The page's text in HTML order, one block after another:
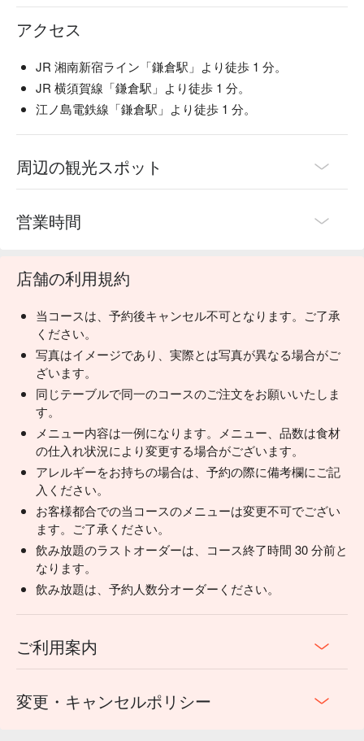
陶器のビール ：くいもの屋わんのビールは陶器で提供いた
します。和の内装と、こだわりのグラスや益子焼のお皿で大
（お味噌汁）をサービスしております。お味噌汁の中に含ま
れる大豆タンパクには血中のコレステロール値を低くした
り、血管を丈夫にする働きがあります。
アクセス
JR 湘南新宿ライン「鎌倉駅」より徒歩 1 分。
JR 横須賀線「鎌倉駅」より徒歩 1 分。
江ノ島電鉄線「鎌倉駅」より徒歩 1 分。
周辺の観光スポット
営業時間
店舗の利用規約
当コースは、予約後キャンセル不可となります。ご了承
ください。
写真はイメージであり、実際とは写真が異なる場合がご
ざいます。
同じテーブルで同一のコースのご注文をお願いいたしま
す。
メニュー内容は一例になります。メニュー、品数は食材
の仕入れ状況により変更する場合がございます。
アレルギーをお持ちの場合は、予約の際に備考欄にご記
入ください。
お客様都合での当コースのメニューは変更不可でござい
ます。ご了承ください。
飲み放題のラストオーダーは、コース終了時間 30 分前と
なります。
飲み放題は、予約人数分オーダーください。
ご利用案内
変更・キャンセルポリシー